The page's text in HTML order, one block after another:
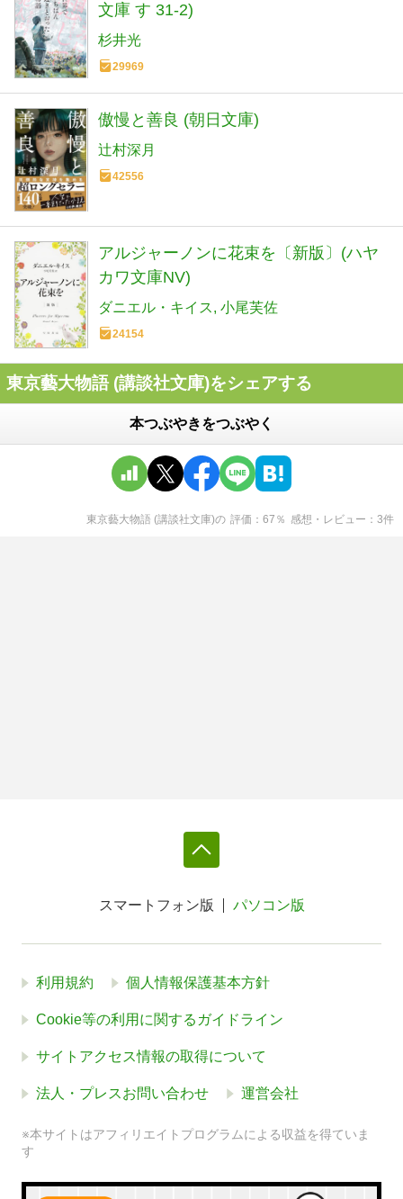
文庫 す 31-2)
杉井光
29969
傲慢と善良 (朝日文庫)
辻村深月
42556
アルジャーノンに花束を〔新版〕(ハヤ
カワ文庫NV)
ダニエル・キイス 小尾芙佐
24154
東京藝大物語 (講談社文庫)をシェアする
本つぶやきをつぶやく
東京藝大物語 (講談社文庫)の 評価 67 ％ 感想・レビュー 3件
スマートフォン版 パソコン版
利用規約 個人情報保護基本方針
Cookie等の利用に関するガイドライン
サイトアクセス情報の取得について
法人・プレスお問い合わせ 運営会社
※本サイトはアフィリエイトプログラムによる収益を得ていま
す